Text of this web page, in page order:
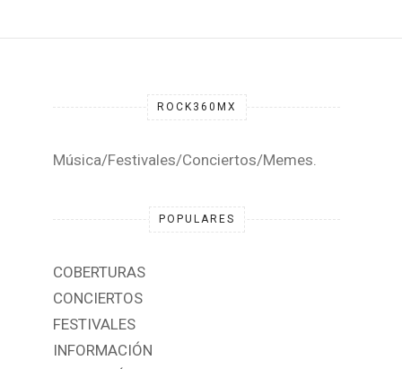
ROCK360MX
Música/Festivales/Conciertos/Memes.
POPULARES
COBERTURAS
CONCIERTOS
FESTIVALES
INFORMACIÓN